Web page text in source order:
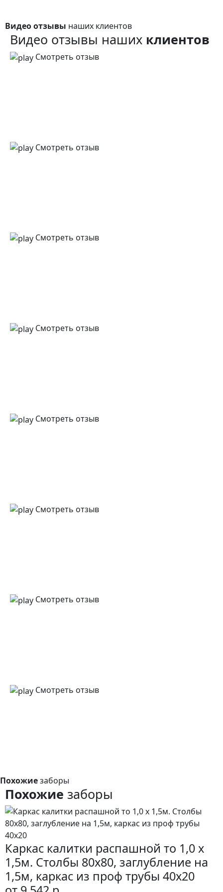
Видео отзывы наших клиентов
Видео отзывы наших клиентов
Смотреть отзыв
Смотреть отзыв
Смотреть отзыв
Смотреть отзыв
Смотреть отзыв
Смотреть отзыв
Смотреть отзыв
Смотреть отзыв
Похожиезаборы
Похожие заборы
Каркас калитки распашной то 1,0 x
1,5м. Столбы 80х80, заглубление на
1,5м, каркас из проф трубы 40х20